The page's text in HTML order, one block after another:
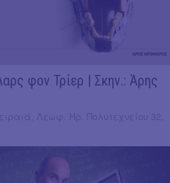
φον Τρίερ | Σκην.: Άρης